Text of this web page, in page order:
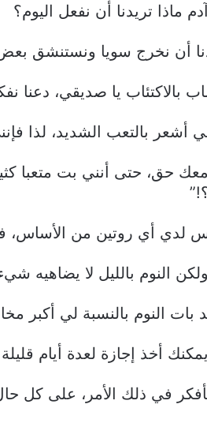
ماذا تريدنا أن نفعل اليوم؟
أن نخرج سويا ونستنشق بعض
بالاكتئاب يا صديقي، دعنا
أشعر بالتعب الشديد، لذا
حق، حتى أنني بت متعبا
لدي أي روتين من الأساس،
النوم بالليل لا يضاهيه
بات النوم بالنسبة لي أكبر
أخذ إجازة لعدة أيام
في ذلك الأمر، على كل